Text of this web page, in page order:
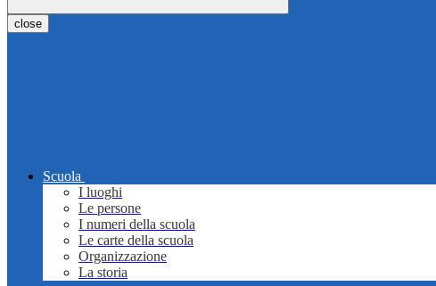
close
Scuola
I luoghi
Le persone
I numeri della scuola
Le carte della scuola
Organizzazione
La storia